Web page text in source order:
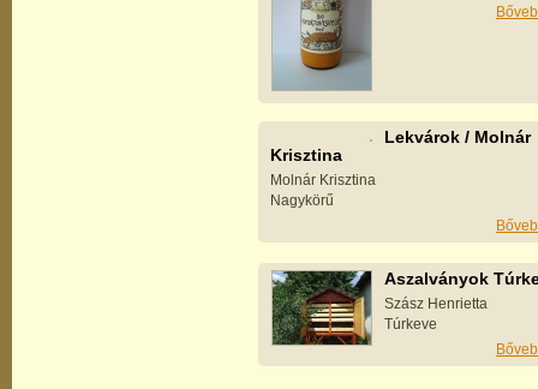
Lekvárok / Molnár
Krisztina
Molnár Krisztina
Nagykörű
Aszalványok
Szász Henrietta
Túrkeve